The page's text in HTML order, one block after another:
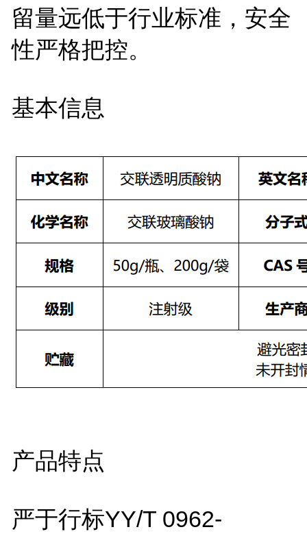
留量远低于行业标准，安全
性严格把控。
基本信息
产品特点
严于行标YY/T 0962-